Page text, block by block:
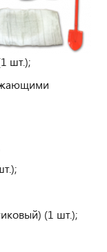
шт.);
(1 шт.);